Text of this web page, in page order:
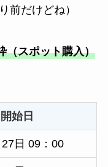
前だけどね）
（スポット購入）
始日
日 09：00